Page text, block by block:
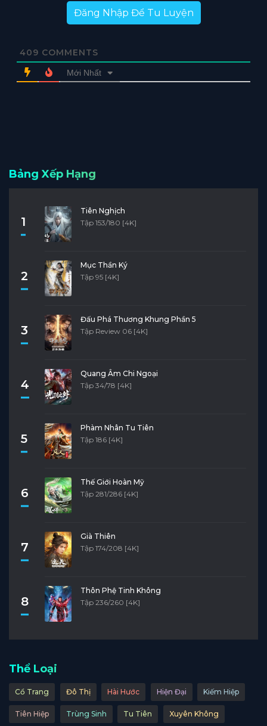
Đăng Nhập Để Tu Luyện
409 COMMENTS
Mới Nhất
Bảng Xếp Hạng
1
Tiên Nghịch
Tập 153/180 [4K]
2
Mục Thần Ký
Tập 95 [4K]
3
Đấu Phá Thương Khung Phần 5
Tập Review 06 [4K]
4
Quang Âm Chi Ngoại
Tập 34/78 [4K]
5
Phàm Nhân Tu Tiên
Tập 186 [4K]
6
Thế Giới Hoàn Mỹ
Tập 281/286 [4K]
7
Già Thiên
Tập 174/208 [4K]
8
Thôn Phệ Tinh Không
Tập 236/260 [4K]
Thể Loại
Cổ Trang Đô Thị Hài Hước Hiện Đại Kiếm Hiệp
Tiên Hiệp Trùng Sinh Tu Tiên Xuyên Không